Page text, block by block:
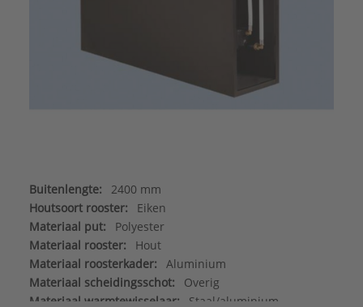
Buitenlengte:
2400 mm
Houtsoort rooster:
Eiken
Materiaal put:
Polyester
Materiaal rooster:
Hout
Materiaal roosterkader:
Aluminium
Materiaal scheidingsschot:
Overig
Materiaal warmtewisselaar:
Staal/aluminium